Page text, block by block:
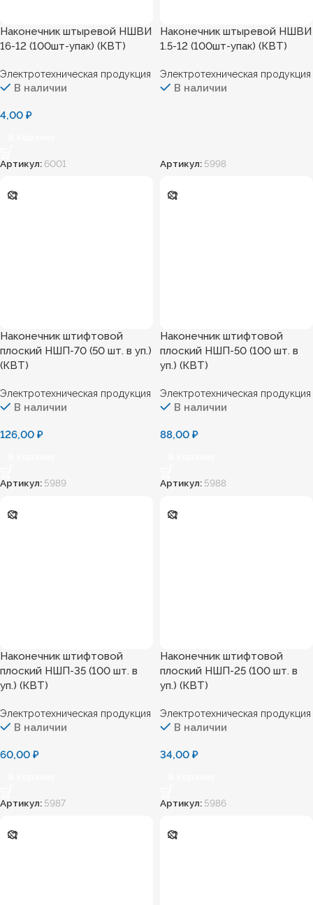
Наконечник штыревой НШВИ
16-12 (100шт-упак) (КВТ)
Электротехническая продукция
В наличии
4,00 ₽
Артикул: 6001
Наконечник штыревой НШВИ
1.5-12 (100шт-упак) (КВТ)
Электротехническая продукция
В наличии
Артикул: 5998
Наконечник штифтовой
плоский НШП-70 (50 шт. в уп.)
(КВТ)
Электротехническая продукция
В наличии
126,00 ₽
Артикул: 5989
Наконечник штифтовой
плоский НШП-50 (100 шт. в
уп.) (КВТ)
Электротехническая продукция
В наличии
88,00 ₽
Артикул: 5988
Наконечник штифтовой
плоский НШП-35 (100 шт. в
уп.) (КВТ)
Электротехническая продукция
В наличии
60,00 ₽
Артикул: 5987
Наконечник штифтовой
плоский НШП-25 (100 шт. в
уп.) (КВТ)
Электротехническая продукция
В наличии
34,00 ₽
Артикул: 5986